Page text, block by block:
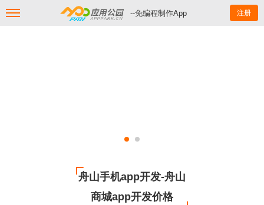
--免编程制作App 注册
舟山手机app开发-舟山
商城app开发价格